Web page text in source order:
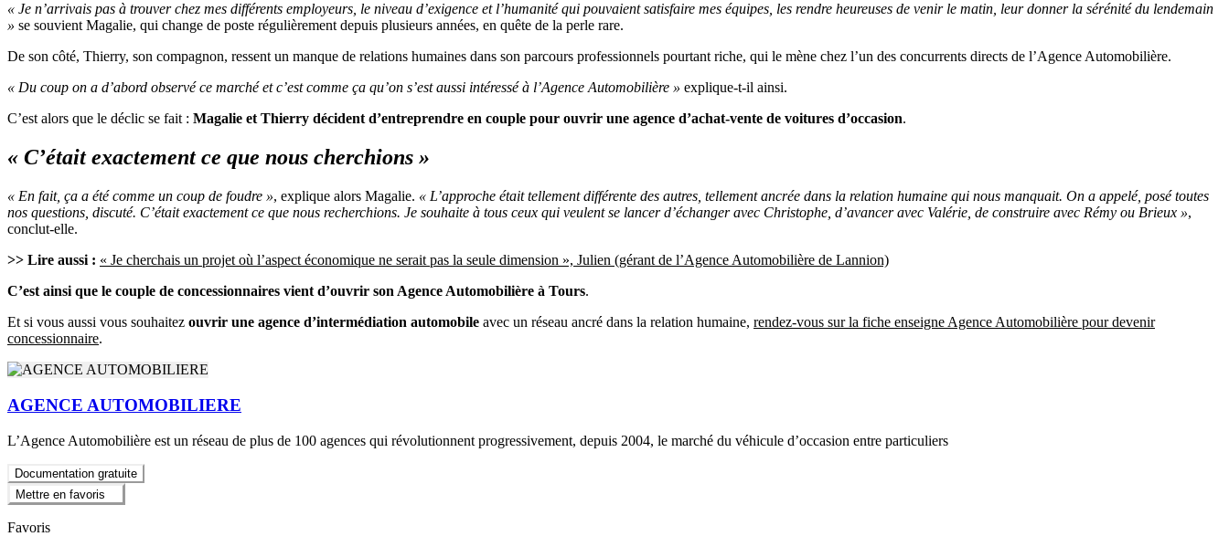
« Je n’arrivais pas à trouver chez mes différents employeurs, le niveau d’exigence et l’humanité qui pouvaient satisfaire mes équipes, les rendre heureuses de venir le matin, leur donner la sérénité du lendemain
» se souvient Magalie, qui change de poste régulièrement depuis plusieurs années, en quête de la perle rare.
De son côté, Thierry, son compagnon, ressent un manque de relations humaines dans son parcours professionnels pourtant riche, qui le mène chez l’un des concurrents directs de l’Agence Automobilière.
« Du coup on a d’abord observé ce marché et c’est comme ça qu’on s’est aussi intéressé à l’Agence Automobilière » explique-t-il ainsi.
C’est alors que le déclic se fait : Magalie et Thierry décident d’entreprendre en couple pour ouvrir une agence d’achat-vente de voitures d’occasion.
« C’était exactement ce que nous cherchions »
« En fait, ça a été comme un coup de foudre », explique alors Magalie. « L’approche était tellement différente des autres, tellement ancrée dans la relation humaine qui nous manquait. On a appelé, posé toutes
nos questions, discuté. C’était exactement ce que nous recherchions. Je souhaite à tous ceux qui veulent se lancer d’échanger avec Christophe, d’avancer avec Valérie, de construire avec Rémy ou Brieux »,
conclut-elle.
>> Lire aussi : « Je cherchais un projet où l’aspect économique ne serait pas la seule dimension », Julien (gérant de l’Agence Automobilière de Lannion)
C’est ainsi que le couple de concessionnaires vient d’ouvrir son Agence Automobilière à Tours.
Et si vous aussi vous souhaitez ouvrir une agence d’intermédiation automobile avec un réseau ancré dans la relation humaine, rendez-vous sur la fiche enseigne Agence Automobilière pour devenir
concessionnaire.
AGENCE AUTOMOBILIERE
L’Agence Automobilière est un réseau de plus de 100 agences qui révolutionnent progressivement, depuis 2004, le marché du véhicule d’occasion entre particuliers
Documentation gratuite
Mettre en favoris
Favoris